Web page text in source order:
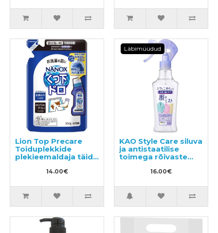
Lion Top Precare
Toiduplekkide
plekieemaldaja täide
14.00€
Läbimüüdud
KAO Style Care siluva
ja antistaatilise
toimega rõivaste
16.00€